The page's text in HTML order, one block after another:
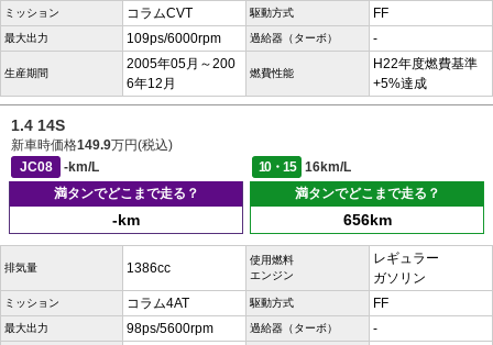
ミッション コラムCVT 駆動方式 FF
最大出力 109ps/6000rpm 過給器（ターボ） -
生産期間
2005年05月～200
6年12月
燃費性能
H22年度燃費基準
+5%達成
1.4 14S
新車時価格149.9万円(税込)
JC08
-km/L 10・15
16km/L
満タンでどこまで走る？
-km
満タンでどこまで走る？
656km
排気量 1386cc
使用燃料
エンジン
レギュラー
ガソリン
ミッション コラム4AT 駆動方式 FF
最大出力 98ps/5600rpm 過給器（ターボ） -